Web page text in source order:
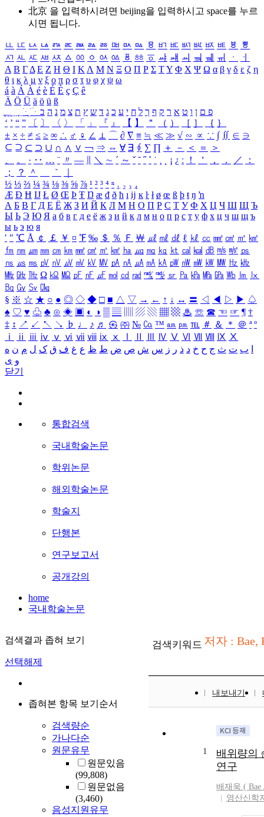
北京 을 입력하시려면 beijing을 입력하시고 space를 누르
시면 됩니다.
ㅥ ㅦ ㅧ ㅨ ㅩ ㅪ ㅫ ㅬ ㅭ ㅮ ㅯ ㅰ ㅱ ㅲ ㅳ ㅴ ㅵ ㅶ ㅷ ㅸ
ㅹ
ㅺ ㅻ ㅼ ㅽ ㅾ ㅿ ㆀ ㆁ ㆂ ㆃ ㆄ ㆅ ㆆ ㆇ ㆈ ㆉ ㆊ ㆋ ㆌ ㆍ
ㆎ
Α Β ΓΔ Ε Ζ Η Θ Ι ΚΛ Μ Ν Ξ Ο Π Ρ Σ ΤΥ Φ Χ Ψ Ω α β γ δ ε ζ η
θ ι κ λ μ ν ξ ο π ρ σ τ υ φ χ ψ ω
á à Á À é è É È ç Ç ê
Ä Ö Ü ä ö ü ß
ִֶֹ ֻּ ׁׂ פ ם ן ו ט א ר ק ף ך ל ח י ע כ ג ד ש ץ ת צ מ נ ה ב
‘ ’ “ ” 〔 〕 〈 〉 「 」 『 』 【 】 ＂ （ ） ［ ］ ｛ ｝
± × ÷ ≠ ≤ ≥ ∞ ∴ ♂ ♀ ∠ ⊥ ⌒ ∂ ∇ ≡ ≒ ≪ ≫ √ ∽ ∝ ∵ ∫ ∬ ∈ ∋
⊆ ⊇ ⊂ ⊃ ∪ ∩ ∧ ∨ ￢ ⇒ ⇔ ∀ ∃ ∮ ∑ ∏ ＋ － ＜ ＝
＞
、
。 · ‥ … ¨ 〃 ― ＼ ∼ ´ ～ ˇ ˘ ˝ ˚ ˙ ¸ ¡ ¿ ː ！ ＇ ， ． ／
：
；
？ ＾ ｀
½ ⅓ ⅔ ¼ ¾ ⅛ ⅜ ⅝ ⅞ ¹ ² ³ ⁴ ⁿ ₁ ₂ ₃ ₄
Æ Ð Ħ Ĳ Ł Ø Œ Þ Ŧ Ŋ æ đ ð ħ ı ĳ ĸ ŀ ł ø œ ß þ ŧ ŋ ŉ
А Б В Г Д Е Ё Ж З И Й К Л М Н О П Р С Т У Ф Х Ц Ч Ш Щ Ъ
Ы Ь Э Ю Я а б в г д е ё ж з и й к л м н о п р с т у ф х ц ч ш щ ъ
ы ь э ю я
′ ″ ℃ Å ￠ ￡ ￥ ¤ ℉ ‰ ＄ ％ Ｆ ￦ ㎕ ㎖ ㎗ ℓ ㎘ ㏄ ㎣ ㎤ ㎥ ㎦
㎙ ㎚ ㎛ ㎜ ㎝ ㎞ ㎟ ㎠ ㎡ ㎢ ㏊ ㎍ ㎎ ㎏ ㏏ ㎈ ㎉ ㏈ ㎧ ㎨ ㎰
㎱ ㎲ ㎳ ㎴ ㎵ ㎶ ㎷ ㎸ ㎹ ㎀ ㎁ ㎂ ㎃ ㎄ ㎺ ㎻ ㎽ ㎾ ㎿ ㎐ ㎑
㎒ ㎓ ㎔ Ω ㏀ ㏁ ㎊ ㎋ ㎌ ㏖ ㏅ ㎭ ㎮ ㎯ ㏛ ㎩ ㎪ ㎫ ㎬ ㏝ ㏐
㏓
㏃ ㏉ ㏜ ㏆
§ ※ ☆ ★ ○ ● ◎ ◇ ◆ □ ■ △ ▽ → ← ↑ ↓ ↔ 〓 ◁ ◀ ▷ ▶ ♤
♠ ♡ ♥ ♧ ♣ ⊙ ◈ ▣ ◐ ◑ ▒ ▤ ▨ ▧ ▦ ▩ ♨ ☏ ☎ ☜ ☞ ¶ †
‡ ↕ ↗ ↙ ↖ ↘ ♭ ♩ ♪ ♬ ㉿ ㈜ № ㏇ ™ ㏂ ㏘ ℡ ＃ ＆ ＊ ＠ ª º
ⅰ
ⅱ ⅲ ⅳ ⅴ ⅵ ⅶ ⅷ ⅸ ⅹ Ⅳ Ⅴ Ⅵ Ⅶ Ⅷ Ⅸ Ⅹ
ب ت ث ج ح خ د ذ ر ز س ش ص ض ط ظ ع غ ف ق ک ل م ن ه
و ی
닫기
통합검색
국내학술논문
학위논문
해외학술논문
학술지
단행본
연구보고서
공개강의
home
국내학술논문
검색결과 좁혀 보기
선택해제
좁혀본 항목 보기순서
검색량순
가나다순
원문유무
원문있음
(99,808)
원문없음
(3,460)
음성지원유무
검색키워드 저자 : Bae,
내보내기
1
배위량의
연구
배재욱 ( Bae
영산신학